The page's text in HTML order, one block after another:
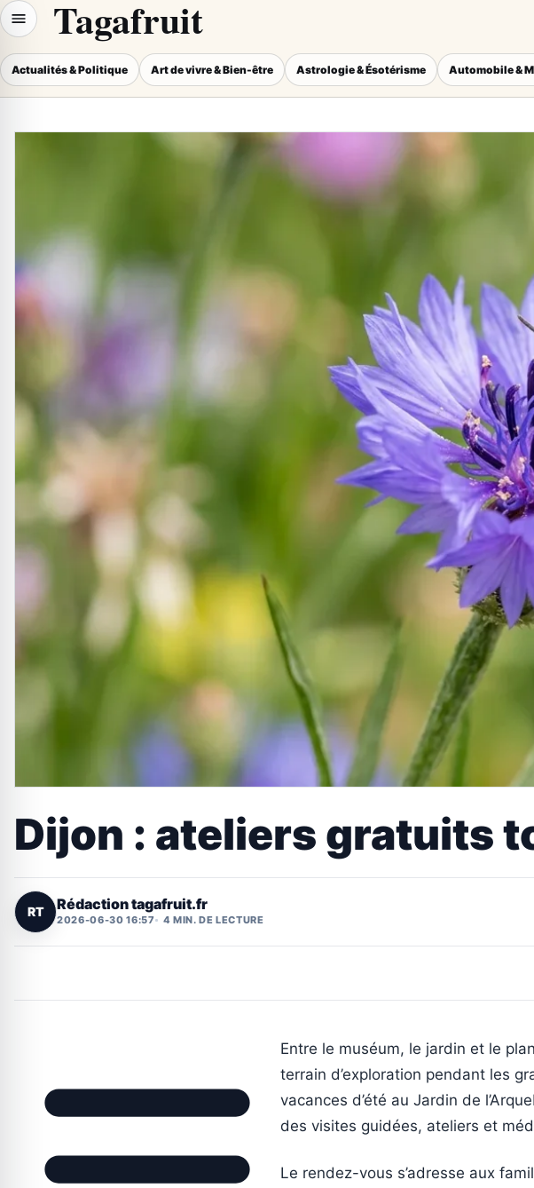
Tagafruit
Actualités & Politique Art de vivre & Bien-être Astrologie & Ésotérisme Automobile &
Dijon : ateliers gratuits
RT Rédaction tagafruit.fr
2026-06-30 16:57 4 MIN. DE LECTURE
Entre le muséum, le jardin et le
terrain d’exploration pendant les
vacances d’été au Jardin de
des visites guidées, ateliers et
Le rendez-vous s’adresse aux